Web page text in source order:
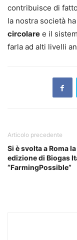
contribuisce di
la nostra società
circolare e il
farla ad alti livelli
Articolo precedente
Si è svolta a Roma
edizione di Biogas
“FarmingPossible”